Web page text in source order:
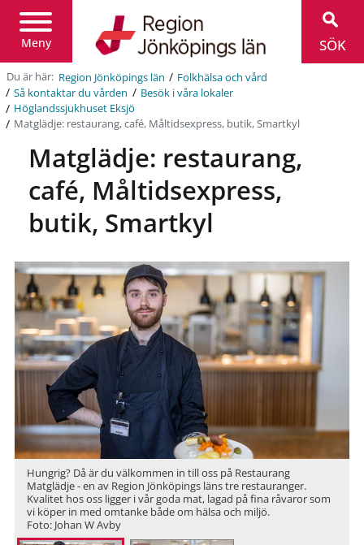
Meny
Jönköpings
län
SÖK
Du är här: Region Jönköpings län / Folkhälsa och vård
/ Så kontaktar du vården / Besök i våra lokaler
/ Höglandssjukhuset Eksjö
/ Matglädje: restaurang, café, Måltidsexpress, butik, Smartkyl
Matglädje: restaurang,
café, Måltidsexpress,
butik, Smartkyl
Hungrig? Då är du välkommen in till oss på Restaurang
Matglädje - en av Region Jönköpings läns tre restauranger.
Kvalitet hos oss ligger i vår goda mat, lagad på fina råvaror som
vi köper in med omtanke både om hälsa och miljö.
Foto: Johan W Avby